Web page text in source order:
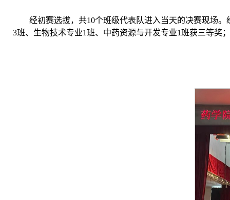
经初赛选拔，共10个班级代表队进入当天的决赛现场
3班、生物技术专业1班、中药资源与开发专业1班获三等奖